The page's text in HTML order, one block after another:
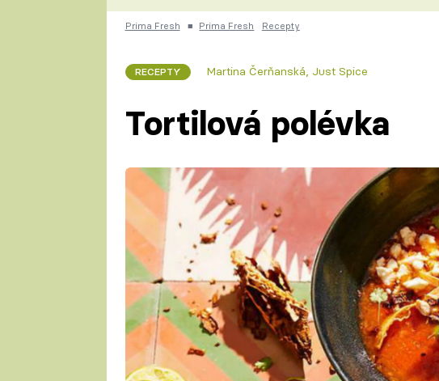
ČESKO NA TALÍŘI
KUCHAŘKA
zpracovat přerostlé
cukety
Prima Fresh ■ Prima Fresh Recepty
RECEPTY Martina Čerňanská Just Spice
Tortilová polévka